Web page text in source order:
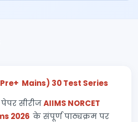
Mains) 30 Test Series
सीरीजAIIMS NORCET
2026 के संपूर्ण पाठ्यक्रम पर